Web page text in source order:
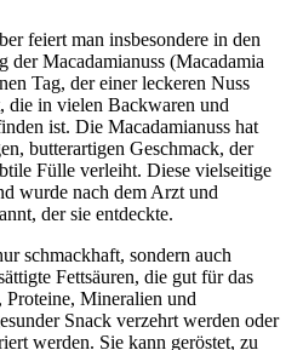
feiert man insbesondere in den
der Macadamianuss (Macadamia
Tag, der einer leckeren Nuss
die in vielen Backwaren und
ist. Die Macadamianuss hat
butterartigen Geschmack, der
Fülle verleiht. Diese vielseitige
wurde nach dem Arzt und
der sie entdeckte.
schmackhaft, sondern auch
Fettsäuren, die gut für das
Mineralien und
Snack verzehrt werden oder
werden. Sie kann geröstet, zu